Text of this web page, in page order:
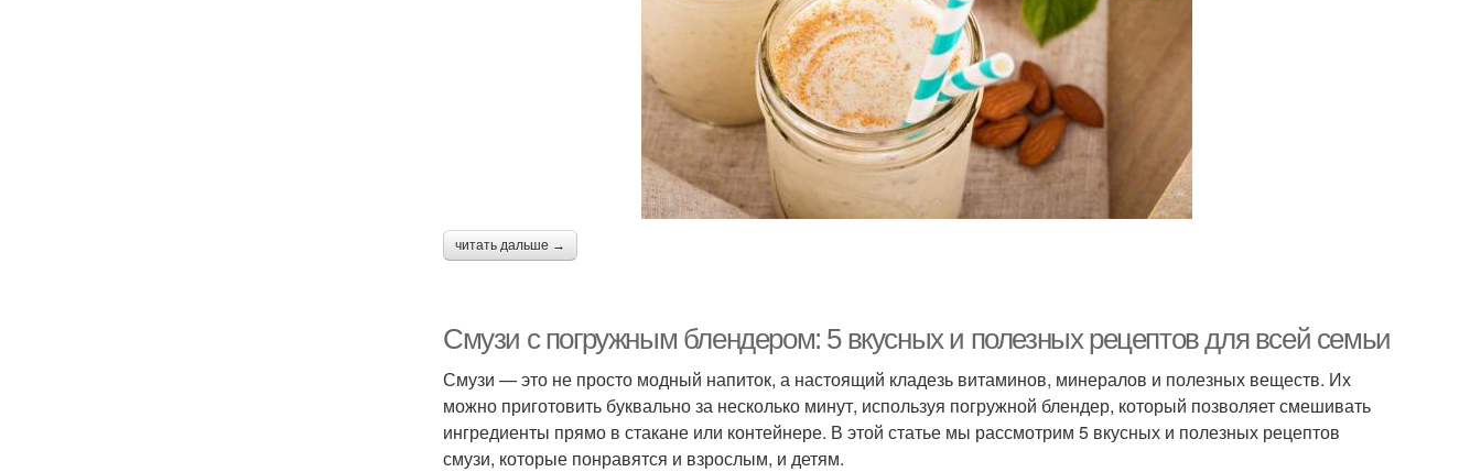
читать дальше →
Смузи с погружным блендером: 5 вкусных и полезных рецептов для всей семьи
Смузи — это не просто модный напиток, а настоящий кладезь витаминов, минералов и полезных веществ. Их
можно приготовить буквально за несколько минут, используя погружной блендер, который позволяет смешивать
ингредиенты прямо в стакане или контейнере. В этой статье мы рассмотрим 5 вкусных и полезных рецептов
смузи, которые понравятся и взрослым, и детям.